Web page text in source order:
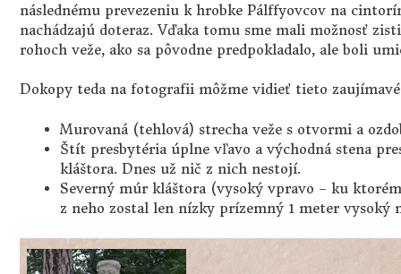
následnému prevezeniu k hrobke Pálffyovcov na
nachádzajú doteraz. Vďaka tomu sme mali možnosť
rohoch veže, ako sa pôvodne predpokladalo, ale boli
Dokopy teda na fotografii môžme vidieť tieto
Murovaná (tehlová) strecha veže s otvormi a
Štít presbytéria úplne vľavo a východná stena
kláštora. Dnes už nič z nich nestojí.
Severný múr kláštora (vysoký vpravo – ku
z neho zostal len nízky prízemný 1 meter vysoký